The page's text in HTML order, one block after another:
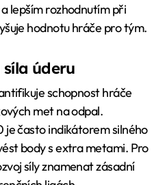
lepším rozhodnutím při
hodnotu hráče pro tým.
úderu
schopnost hráče
met na odpal.
často indikátorem silného
body s extra metami. Pro
síly znamenat zásadní